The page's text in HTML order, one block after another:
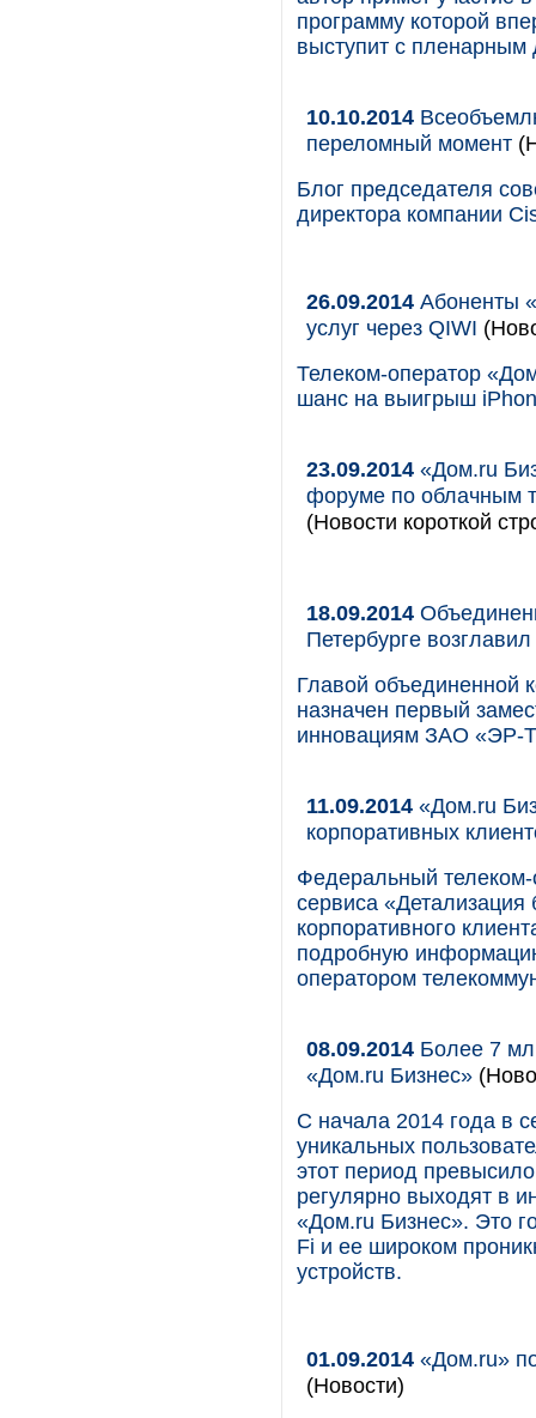
программу которой
выступит с пленарным
10.10.2014
переломный момент
Блог председателя
директора компании
26.09.2014 Абоненты
услуг через QIWI
Телеком-оператор
шанс на выигрыш
23.09.2014 «Дом.ru
форуме по облачным
(Новости короткой
18.09.2014
Петербурге
Главой объединенной
назначен первый
инновациям ЗАО «ЭР-
11.09.2014 «Дом.ru
корпоративных
Федеральный телеком-
сервиса «Детализация
корпоративного
подробную
оператором
08.09.2014 Более 7
«Дом.ru Бизнес»
С начала 2014 года в
уникальных
этот период
регулярно выходят в
«Дом.ru Бизнес». Это
Fi и ее широком
устройств.
01.09.2014 «Дом.ru»
(Новости)